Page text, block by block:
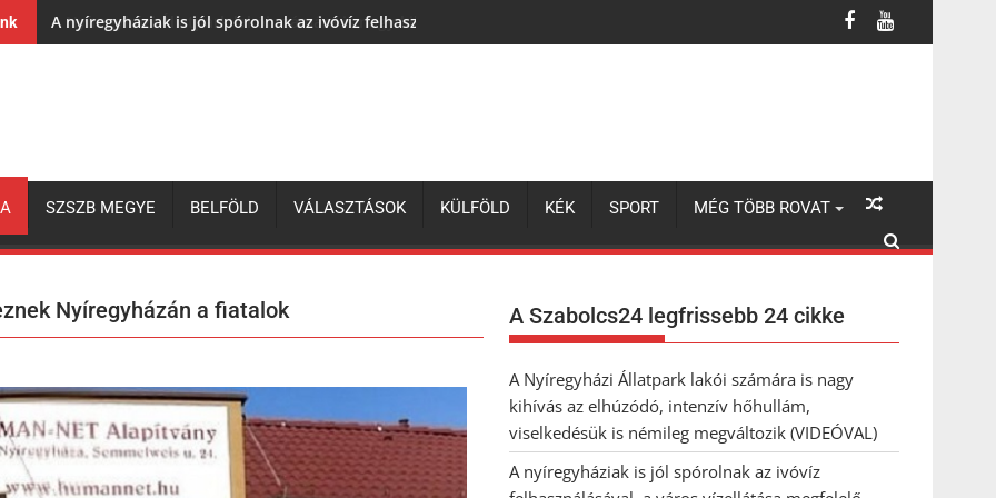
A nyíregyháziak is jól spórolnak az ivóvíz felhasználásával, a város vízellátása megfelelő
SZSZB MEGYE BELFÖLD VÁLASZTÁSOK KÜLFÖLD KÉK SPORT MÉG TÖBB ROVAT
Nyíregyházán a fiatalok A Szabolcs24 legfrissebb 24 cikke
A Nyíregyházi Állatpark lakói számára is nagy
kihívás az elhúzódó, intenzív hőhullám,
viselkedésük is némileg megváltozik (VIDEÓVAL)
A nyíregyháziak is jól spórolnak az ivóvíz